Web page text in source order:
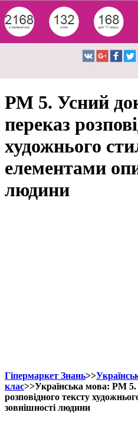
РМ 5. Усний
переказ
художнього
елементами
людини
Гіпермаркет Знань>>
клас>>Українська мова: РМ 5.
розповідного тексту
зовнішності людини